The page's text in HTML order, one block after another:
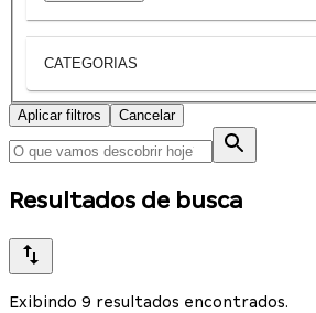
CATEGORIAS
Aplicar filtros Cancelar
Resultados de busca
Exibindo 9 resultados encontrados.